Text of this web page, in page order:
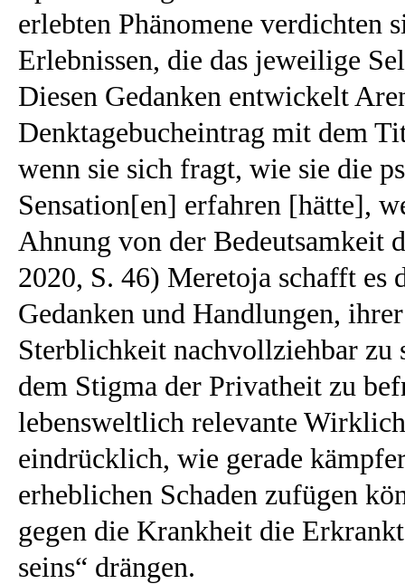
erlebten Phänomene verdichten
Erlebnissen, die das jeweilige
Diesen Gedanken entwickelt
Denktagebucheintrag mit dem
wenn sie sich fragt, wie sie die
Sensation[en] erfahren [hätte],
Ahnung von der Bedeutsamkeit
2020, S. 46) Meretoja schafft es
Gedanken und Handlungen,
Sterblichkeit nachvollziehbar zu
dem Stigma der Privatheit zu
lebensweltlich relevante
eindrücklich, wie gerade
erheblichen Schaden zufügen
gegen die Krankheit die
seins“ drängen.